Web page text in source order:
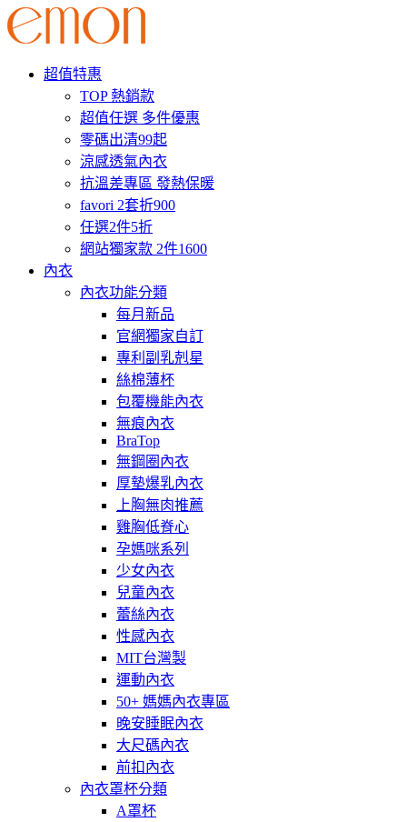
超值特惠
TOP 熱銷款
超值任選 多件優惠
零碼出清99起
涼感透氣內衣
抗溫差專區 發熱保暖
favori 2套折900
任選2件5折
網站獨家款 2件1600
內衣
內衣功能分類
每月新品
官網獨家自訂
專利副乳剋星
絲棉薄杯
包覆機能內衣
無痕內衣
BraTop
無鋼圈內衣
厚墊爆乳內衣
上胸無肉推薦
雞胸低脊心
孕媽咪系列
少女內衣
兒童內衣
蕾絲內衣
性感內衣
MIT台灣製
運動內衣
50+ 媽媽內衣專區
晚安睡眠內衣
大尺碼內衣
前扣內衣
內衣罩杯分類
A罩杯